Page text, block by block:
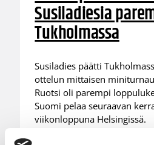
Susiladiesia
Tukholmassa
Susiladies päätti
ottelun mittaisen
Ruotsi oli parempi
Suomi pelaa seuraavan
viikonloppuna Helsingissä.